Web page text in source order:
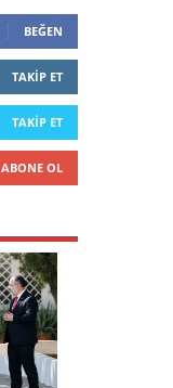
BEĞEN
TAKIP ET
TAKIP ET
ABONE OL